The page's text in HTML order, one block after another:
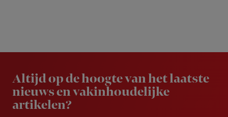
Altijd op de hoogte van het laatste
nieuws en vakinhoudelijke
artikelen?